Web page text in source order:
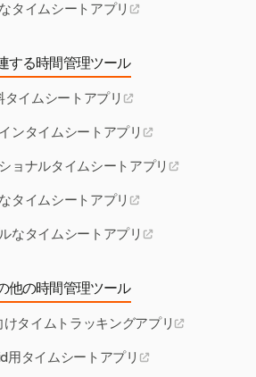
タイムシートアプリ
する時間管理ツール
タイムシートアプリ
ンタイムシートアプリ
ョナルタイムシートアプリ
タイムシートアプリ
なタイムシートアプリ
他の時間管理ツール
タイムトラッキングアプリ
用タイムシートアプリ